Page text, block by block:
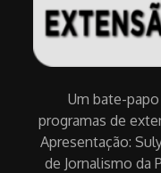
Um bate-
programas de
Apresentação:
de Jornalismo da